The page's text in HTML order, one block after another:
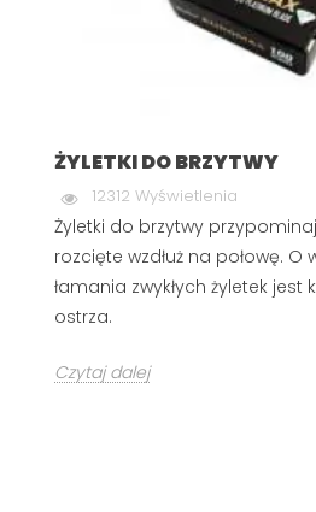
ŻYLETKI DO BRZYTWY
12312 Wyświetlenia
Żyletki do brzytwy
rozcięte wzdłuż na połowę. O
łamania zwykłych żyletek jest
ostrza.
Czytaj dalej